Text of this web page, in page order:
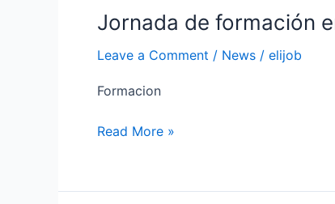
Jornada de formación
Leave a Comment / News / elijob
Formacion
formación
Fredvic
Read More »